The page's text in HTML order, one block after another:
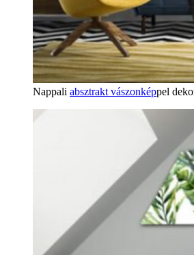
Nappali absztrakt vászonképpel